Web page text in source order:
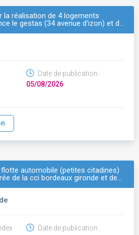
la réalisation de 4 logements
le gestas (34 avenue d'izon) et d…
Date de publication :
05/08/2026
automobile (petites citadines)
de la cci bordeaux gironde et de…
Date de publication :